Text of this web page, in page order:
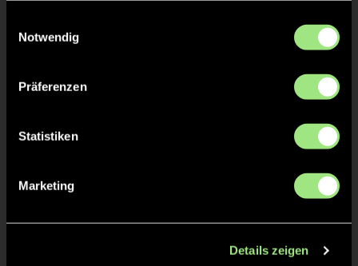
Notwendig
Präferenzen
Statistiken
Marketing
Details zeigen
ABPFIFF 1. Halbzeit
12'